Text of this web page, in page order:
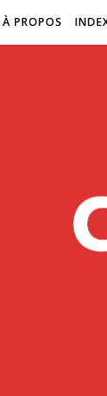
À PROPOS